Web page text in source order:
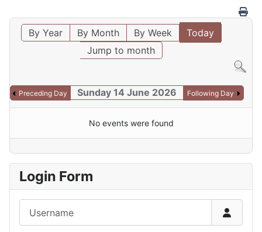
By Year By Month By Week
Today
Jump to month
Preceding Day Sunday 14 June 2026 Following Day
No events were found
Login Form